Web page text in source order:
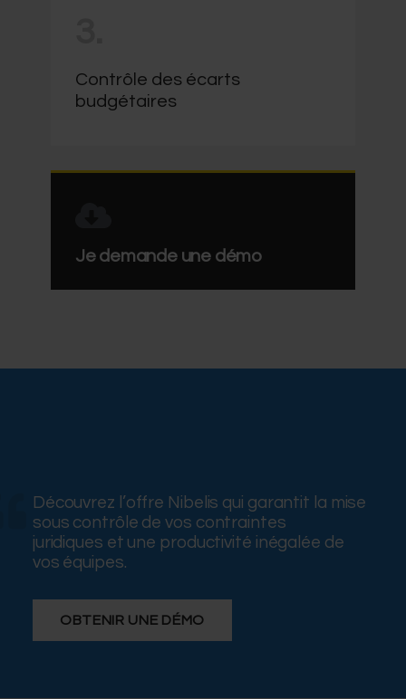
Contrôle des écarts
budgétaires
Je demande une démo
Découvrez l’offre Nibelis qui garantit la mise
sous contrôle de vos contraintes
juridiques et une productivité inégalée de
vos équipes.
OBTENIR UNE DÉMO